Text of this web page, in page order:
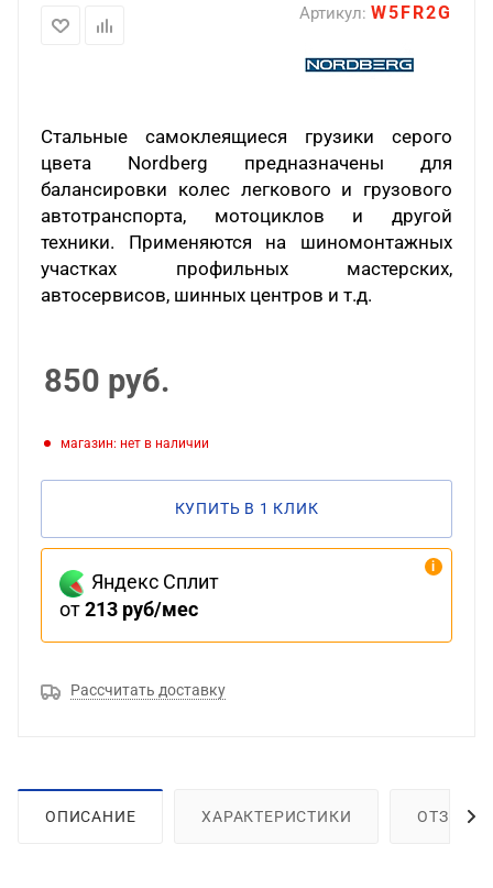
Артикул: W5FR2G
Стальные самоклеящиеся грузики серого
цвета Nordberg
предназначены для
балансировки колес легкового и грузового
автотранспорта, мотоциклов и другой
техники. Применяются на шиномонтажных
участках профильных мастерских,
автосервисов, шинных центров и т.д.
850 руб.
Магазин: нет в наличии
КУПИТЬ В 1 КЛИК
Яндекс Сплит
от213 руб/мес
Рассчитать доставку
ОПИСАНИЕ ХАРАКТЕРИСТИКИ ОТЗЫВЫ